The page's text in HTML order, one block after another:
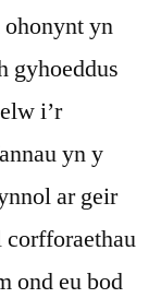
yn
gyhoeddus
i’r
yn y
ar geir
ond eu bod